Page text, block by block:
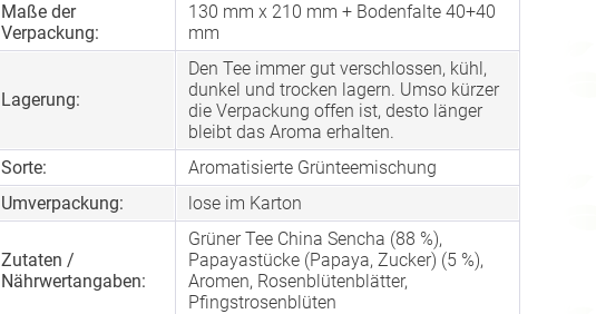
Maße der
Verpackung:
130 mm x 210 mm + Bodenfalte 40+40
mm
Lagerung:
Den Tee immer gut verschlossen, kühl,
dunkel und trocken lagern. Umso kürzer
die Verpackung offen ist, desto länger
bleibt das Aroma erhalten.
Sorte:
Aromatisierte Grünteemischung
Umverpackung:
lose im Karton
Zutaten /
Nährwertangaben:
Grüner Tee China Sencha (88 %),
Papayastücke (Papaya, Zucker) (5 %),
Aromen, Rosenblütenblätter,
Pfingstrosenblüten